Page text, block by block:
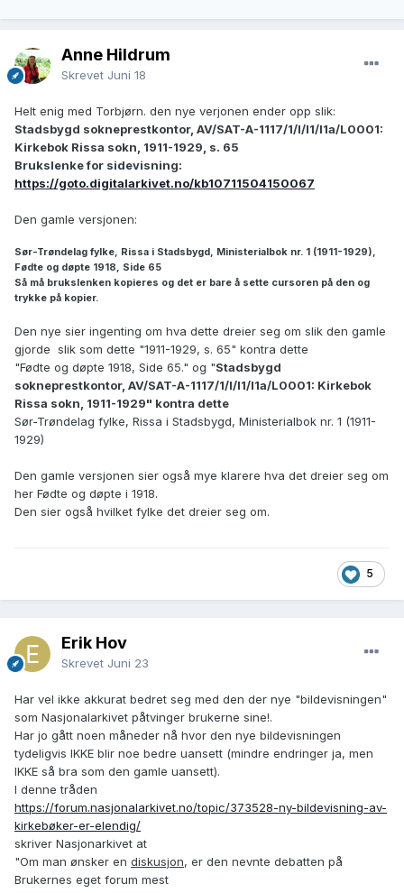
Anne Hildrum
Skrevet Juni 18
Helt enig med Torbjørn. den nye verjonen ender opp slik:
Stadsbygd sokneprestkontor, AV/SAT-A-1117/1/I/I1/I1a/L0001:
Kirkebok Rissa sokn, 1911-1929, s. 65
Brukslenke for sidevisning:
https://goto.digitalarkivet.no/kb10711504150067
Den gamle versjonen:
Sør-Trøndelag fylke, Rissa i Stadsbygd, Ministerialbok nr. 1 (1911-1929),
Fødte og døpte 1918, Side 65
Så må brukslenken kopieres og det er bare å sette cursoren på den og
trykke på kopier.
Den nye sier ingenting om hva dette dreier seg om slik den gamle
gjorde slik som dette "1911-1929, s. 65" kontra dette
"Fødte og døpte 1918, Side 65." og "Stadsbygd
sokneprestkontor, AV/SAT-A-1117/1/I/I1/I1a/L0001: Kirkebok
Rissa sokn, 1911-1929" kontra dette
Sør-Trøndelag fylke, Rissa i Stadsbygd, Ministerialbok nr. 1 (1911-
1929)
Den gamle versjonen sier også mye klarere hva det dreier seg om
her Fødte og døpte i 1918.
Den sier også hvilket fylke det dreier seg om.
5
Erik Hov
Skrevet Juni 23
Har vel ikke akkurat bedret seg med den der nye "bildevisningen"
som Nasjonalarkivet påtvinger brukerne sine!.
Har jo gått noen måneder nå hvor den nye bildevisningen
tydeligvis IKKE blir noe bedre uansett (mindre endringer ja, men
IKKE så bra som den gamle uansett).
I denne tråden
https://forum.nasjonalarkivet.no/topic/373528-ny-bildevisning-av-
kirkebøker-er-elendig/
skriver Nasjonarkivet at
"Om man ønsker en diskusjon, er den nevnte debatten på
Brukernes eget forum mest